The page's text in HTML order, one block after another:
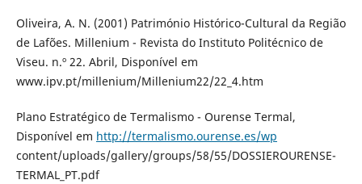
Oliveira, A. N. (2001) Património Histórico-Cultural da Região
de Lafões. Millenium - Revista do Instituto Politécnico de
Viseu. n.º 22. Abril, Disponível em
www.ipv.pt/millenium/Millenium22/22_4.htm
Plano Estratégico de Termalismo - Ourense Termal,
Disponível em http://termalismo.ourense.es/wp
content/uploads/gallery/groups/58/55/DOSSIEROURENSE-
TERMAL_PT.pdf